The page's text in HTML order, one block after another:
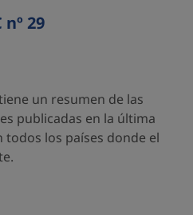
29
un resumen de las
publicadas en la última
todos los países donde el